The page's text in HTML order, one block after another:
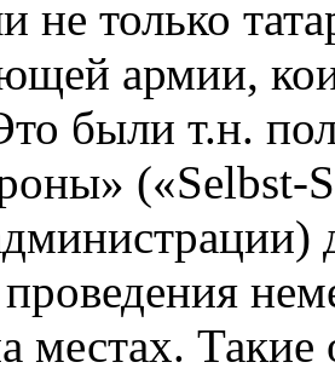
не только
армии,
были т.н.
(«Selbst-
проведения
местах.